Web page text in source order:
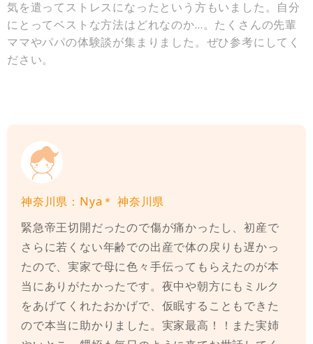
気を遣ってストレスになったという方もいました。自分
にとってベストな方法はどれなのか…。たくさんの先輩
ママやパパの体験談が集まりました。ぜひ参考にしてく
ださい。
神奈川県：Nya＊ 神奈川県
緊急帝王切開だったので傷が痛かったし、初産で
さらに若くない年齢での出産で体の戻りも遅かっ
たので、実家で母に色々手伝ってもらえたのが本
当にありがたかったです。夜中や朝方にもミルク
をあげてくれたおかげで、仮眠することもできた
ので本当に助かりました。実家最高！！また実姉